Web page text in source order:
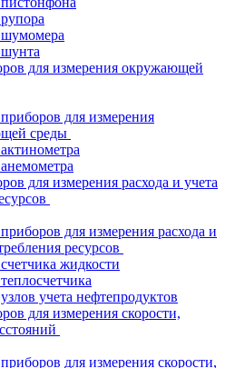
для измерения окружающей
для измерения
среды
для измерения расхода и учета
для измерения расхода и
ресурсов
жидкости
учета нефтепродуктов
для измерения скорости,
для измерения скорости,